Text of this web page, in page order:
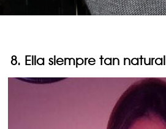
8. Ella siempre tan natural